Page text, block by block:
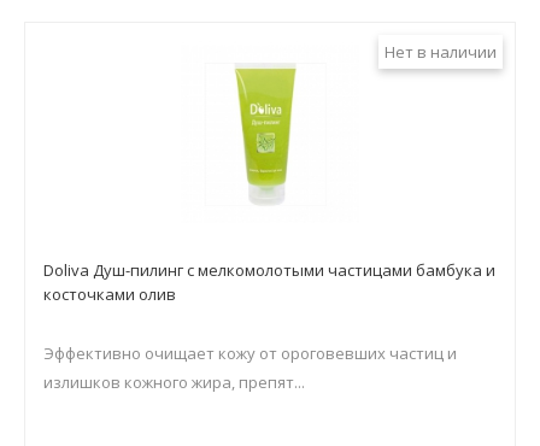
Нет в наличии
Doliva Душ-пилинг с мелкомолотыми частицами бамбука и
косточками олив
Эффективно очищает кожу от ороговевших частиц и
излишков кожного жира, препят...